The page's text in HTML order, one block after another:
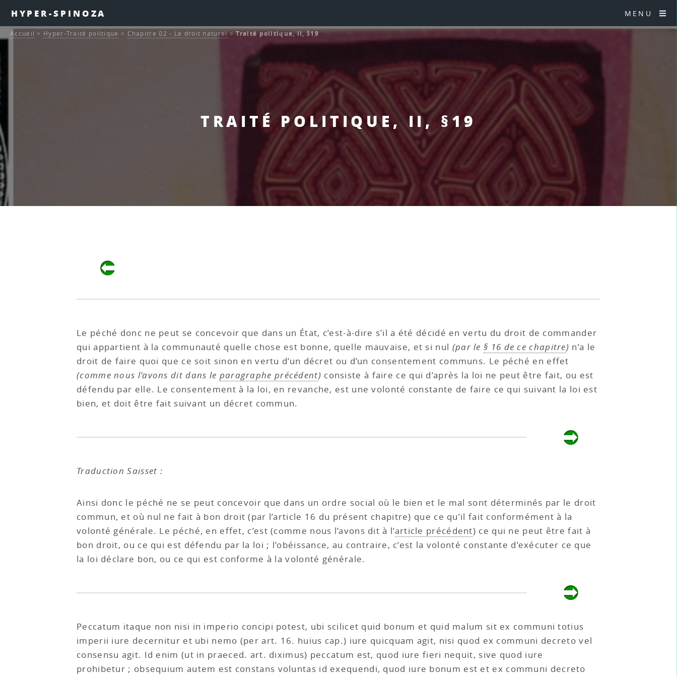
HYPER-SPINOZA MENU
TRAITÉ POLITIQUE, II, §19
Accueil > Hyper-Traité politique > Chapitre 02 - Le droit naturel>Traité politique, II, §19
Le péché donc ne peut se concevoir que dans un État, c’est-à-dire s’il a été décidé en vertu du droit de commander
qui appartient à la communauté quelle chose est bonne, quelle mauvaise, et si nul (par le§ 16 de ce chapitre) n’a le
droit de faire quoi que ce soit sinon en vertu d’un décret ou d’un consentement communs. Le péché en effet
(comme nous l’avons dit dans le paragraphe précédent) consiste à faire ce qui d’après la loi ne peut être fait, ou est
défendu par elle. Le consentement à la loi, en revanche, est une volonté constante de faire ce qui suivant la loi est
bien, et doit être fait suivant un décret commun.
Traduction Saisset :
Ainsi donc le péché ne se peut concevoir que dans un ordre social où le bien et le mal sont déterminés par le droit
commun, et où nul ne fait à bon droit (par l’article 16 du présent chapitre) que ce qu’il fait conformément à la
volonté générale. Le péché, en effet, c’est (comme nous l’avons dit à l’article précédent) ce qui ne peut être fait à
bon droit, ou ce qui est défendu par la loi ; l’obéissance, au contraire, c’est la volonté constante d’exécuter ce que
la loi déclare bon, ou ce qui est conforme à la volonté générale.
Peccatum itaque non nisi in imperio concipi potest, ubi scilicet quid bonum et quid malum sit ex communi totius
imperii iure decernitur et ubi nemo (per art. 16. huius cap.) iure quicquam agit, nisi quod ex communi decreto vel
consensu agit. Id enim (ut in praeced. art. diximus) peccatum est, quod iure fieri nequit, sive quod iure
prohibetur ; obsequium autem est constans voluntas id exequendi, quod iure bonum est et ex communi decreto